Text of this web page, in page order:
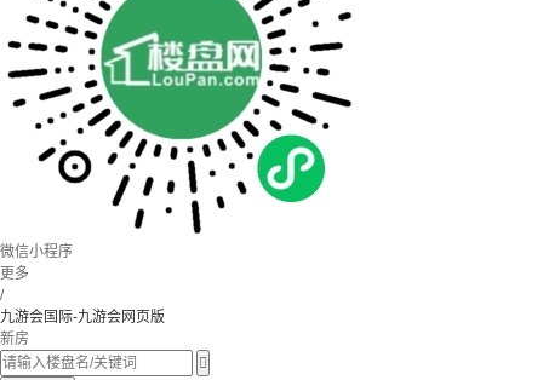
微信小程序
更多
/
九游会国际-九游会网页版
新房
